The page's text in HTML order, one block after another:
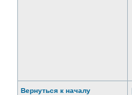
Вернуться к началу